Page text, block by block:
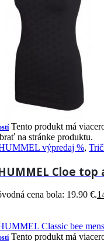
Tento produkt má
na stránke produktu.
výpredaj %,
Cloe top
cena bola: 19.90 €.
Tento produkt má